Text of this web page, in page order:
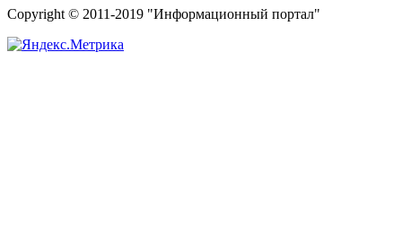
Copyright © 2011-2019 "Информационный портал"